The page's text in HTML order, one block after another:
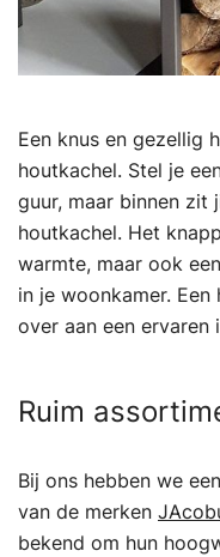
Een knus en gezellig
houtkachel. Stel je
guur, maar binnen
houtkachel. Het
warmte, maar ook
in je woonkamer.
over aan een ervaren
Ruim
Bij ons hebben we
van de merken
bekend om hun